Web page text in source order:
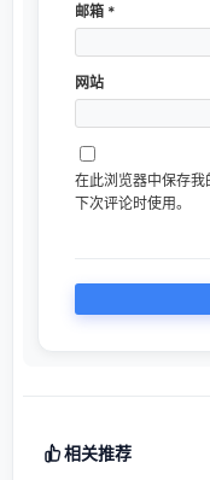
邮箱 *
网站
在此浏览器中保存
下次评论时使用。
相关推荐